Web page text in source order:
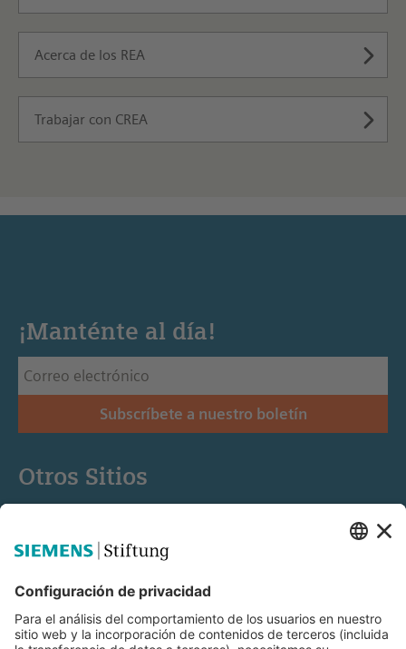
Acerca de los REA
Trabajar con CREA
¡Manténte al día!
Subscríbete a nuestro boletín
Otros Sitios
Educación STEM
Mediaportal